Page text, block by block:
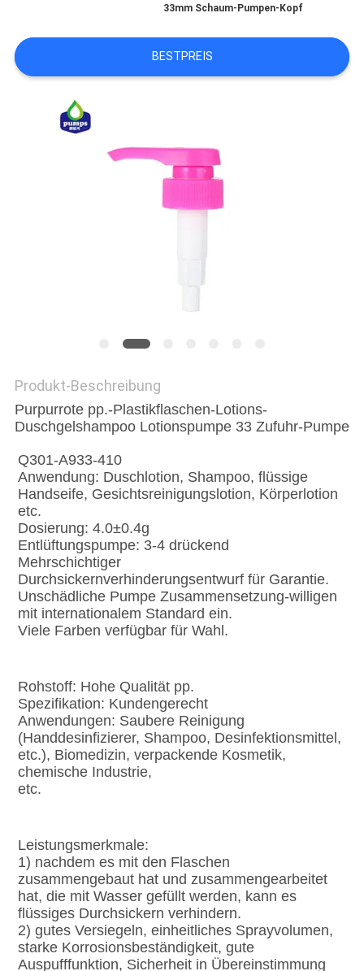
NEUIGKEITEN
BITTE UM
33mm Schaum-Pumpen-Kopf
BESTPREIS
Produkt-Beschreibung
Purpurrote pp.-Plastikflaschen-Lotions-
Duschgelshampoo Lotionspumpe 33 Zufuhr-Pumpe
Q301-A933-410
Anwendung: Duschlotion, Shampoo, flüssige
Handseife, Gesichtsreinigungslotion, Körperlotion
etc.
Dosierung: 4.0±0.4g
Entlüftungspumpe: 3-4 drückend
Mehrschichtiger
Durchsickernverhinderungsentwurf für Garantie.
Unschädliche Pumpe Zusammensetzung-willigen
mit internationalem Standard ein.
Viele Farben verfügbar für Wahl.
Rohstoff: Hohe Qualität pp.
Spezifikation: Kundengerecht
Anwendungen: Saubere Reinigung
(Handdesinfizierer, Shampoo, Desinfektionsmittel,
etc.), Biomedizin, verpackende Kosmetik,
chemische Industrie,
etc.
Leistungsmerkmale:
1) nachdem es mit den Flaschen
zusammengebaut hat und zusammengearbeitet
hat, die mit Wasser gefüllt werden, kann es
flüssiges Durchsickern verhindern.
2) gutes Versiegeln, einheitliches Sprayvolumen,
starke Korrosionsbeständigkeit, gute
Auspufffunktion, Sicherheit in Übereinstimmung